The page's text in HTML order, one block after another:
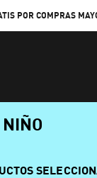
POR COMPRAS